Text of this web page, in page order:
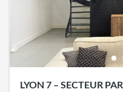
LYON 7 – SECTEUR